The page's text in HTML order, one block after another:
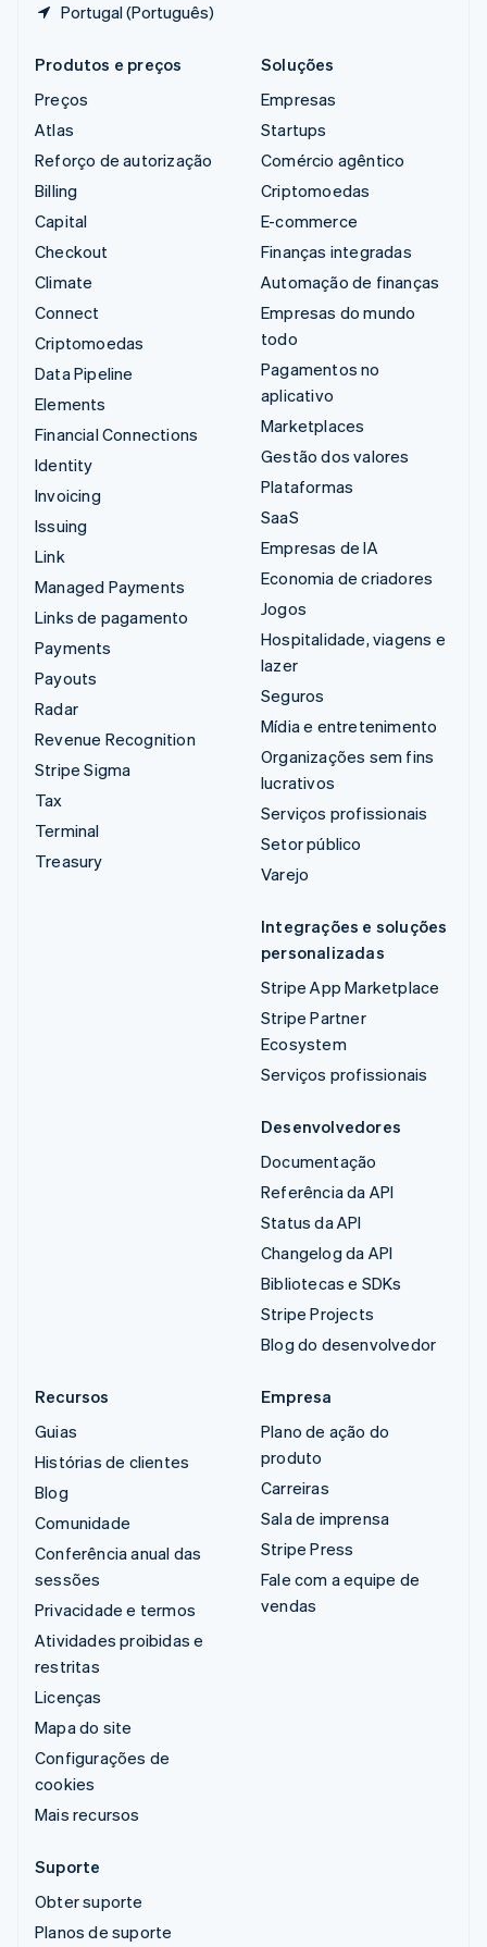
Portugal (Português)
Produtos e preços
Preços
Atlas
Reforço de autorização
Billing
Capital
Checkout
Climate
Connect
Criptomoedas
Data Pipeline
Elements
Financial Connections
Identity
Invoicing
Issuing
Link
Managed Payments
Links de pagamento
Payments
Payouts
Radar
Revenue Recognition
Stripe Sigma
Tax
Terminal
Treasury
Soluções
Empresas
Startups
Comércio agêntico
Criptomoedas
E-commerce
Finanças integradas
Automação de finanças
Empresas do mundo
todo
Pagamentos no
aplicativo
Marketplaces
Gestão dos valores
Plataformas
SaaS
Empresas de IA
Economia de criadores
Jogos
Hospitalidade, viagens e
lazer
Seguros
Mídia e entretenimento
Organizações sem fins
lucrativos
Serviços profissionais
Setor público
Varejo
Integrações e soluções
personalizadas
Stripe App Marketplace
Stripe Partner
Ecosystem
Serviços profissionais
Desenvolvedores
Documentação
Referência da API
Status da API
Changelog da API
Bibliotecas e SDKs
Stripe Projects
Blog do desenvolvedor
Recursos
Guias
Histórias de clientes
Blog
Comunidade
Conferência anual das
sessões
Privacidade e termos
Atividades proibidas e
restritas
Licenças
Mapa do site
Configurações de
cookies
Mais recursos
Empresa
Plano de ação do
produto
Carreiras
Sala de imprensa
Stripe Press
Fale com a equipe de
vendas
Suporte
Obter suporte
Planos de suporte